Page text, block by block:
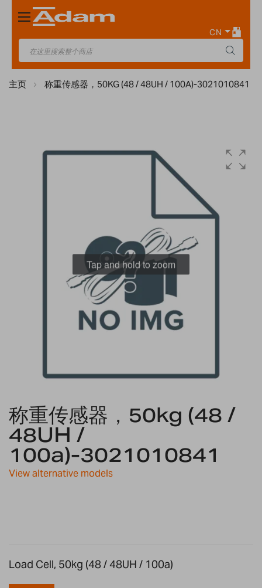
Toggle
Nav
CN
主页 称重传感器，50KG (48 / 48UH / 100A)-3021010841
Tap and hold to zoom
to
the
beginning
the
images
称重传感器，50kg (48 /
48UH /
100a)-3021010841
View alternative models
Load Cell, 50kg (48 / 48UH / 100a)